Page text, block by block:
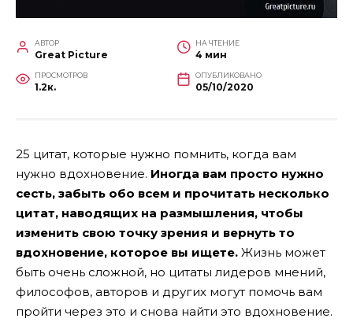
АВТОР
Great Picture
НА ЧТЕНИЕ
4 мин
ПРОСМОТРОВ
1.2к.
ОПУБЛИКОВАНО
05/10/2020
25 цитат, которые нужно помнить, когда вам
нужно вдохновение. Иногда вам просто нужно
сесть, забыть обо всем и прочитать несколько
цитат, наводящих на размышления, чтобы
изменить свою точку зрения и вернуть то
вдохновение, которое вы ищете. Жизнь может
быть очень сложной, но цитаты лидеров мнений,
философов, авторов и других могут помочь вам
пройти через это и снова найти это вдохновение.